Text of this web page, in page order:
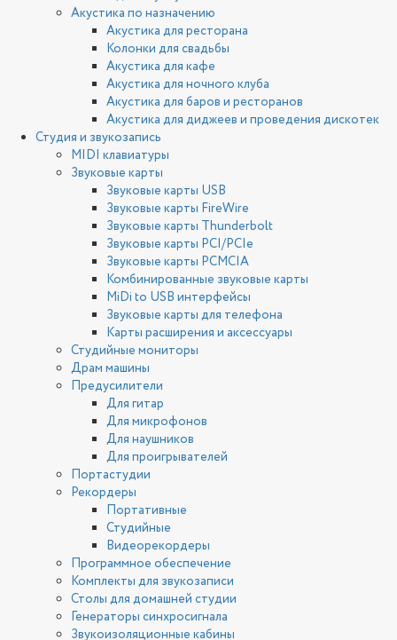
Акустика по назначению
Акустика для ресторана
Колонки для свадьбы
Акустика для кафе
Акустика для ночного клуба
Акустика для баров и ресторанов
Акустика для диджеев и проведения дискотек
Студия и звукозапись
MIDI клавиатуры
Звуковые карты
Звуковые карты USB
Звуковые карты FireWire
Звуковые карты Thunderbolt
Звуковые карты PCI/PCIe
Звуковые карты PCMCIA
Комбинированные звуковые карты
MiDi to USB интерфейсы
Звуковые карты для телефона
Карты расширения и аксессуары
Студийные мониторы
Драм машины
Предусилители
Для гитар
Для микрофонов
Для наушников
Для проигрывателей
Портастудии
Рекордеры
Портативные
Студийные
Видеорекордеры
Программное обеспечение
Комплекты для звукозаписи
Столы для домашней студии
Генераторы синхросигнала
Звукоизоляционные кабины